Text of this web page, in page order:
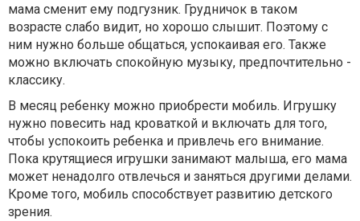
мама сменит ему подгузник. Грудничок в таком
возрасте слабо видит, но хорошо слышит. Поэтому с
ним нужно больше общаться, успокаивая его. Также
можно включать спокойную музыку, предпочтительно -
классику.
В месяц ребенку можно приобрести мобиль. Игрушку
нужно повесить над кроваткой и включать для того,
чтобы успокоить ребенка и привлечь его внимание.
Пока крутящиеся игрушки занимают малыша, его мама
может ненадолго отвлечься и заняться другими делами.
Кроме того, мобиль способствует развитию детского
зрения.